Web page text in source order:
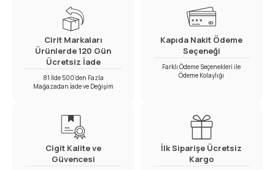
Cirit Markaları
Ürünlerde 120 Gün
Ücretsiz İade
81 İlde 500’den Fazla
Mağazadan İade ve Değişim
Kapıda Nakit Ödeme
Seçeneği
Farklı Ödeme Seçenekleri ile
Ödeme Kolaylığı
Cigit Kalite ve
Güvencesi
İlk Siparişe Ücretsiz
Kargo